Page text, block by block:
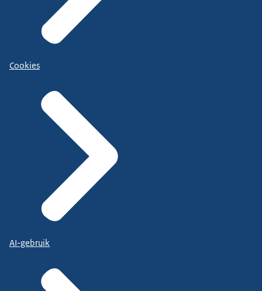
Cookies
AI-gebruik